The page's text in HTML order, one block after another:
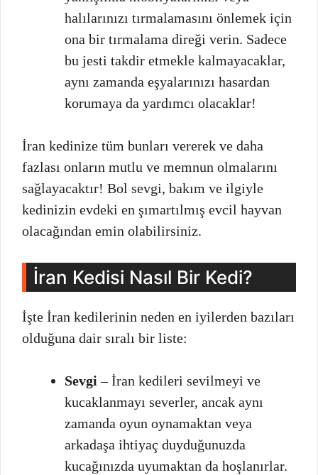
halılarınızı tırmalamasını önlemek için
ona bir tırmalama direği verin. Sadece
bu jesti takdir etmekle kalmayacaklar,
aynı zamanda eşyalarınızı hasardan
korumaya da yardımcı olacaklar!
İran kedinize tüm bunları vererek ve daha
fazlası onların mutlu ve memnun olmalarını
sağlayacaktır! Bol sevgi, bakım ve ilgiyle
kedinizin evdeki en şımartılmış evcil hayvan
olacağından emin olabilirsiniz.
İran Kedisi Nasıl Bir Kedi?
İşte İran kedilerinin neden en iyilerden bazıları
olduğuna dair sıralı bir liste:
Sevgi– İran kedileri sevilmeyi ve
kucaklanmayı severler, ancak aynı
zamanda oyun oynamaktan veya
arkadaşa ihtiyaç duyduğunuzda
kucağınızda uyumaktan da hoşlanırlar.